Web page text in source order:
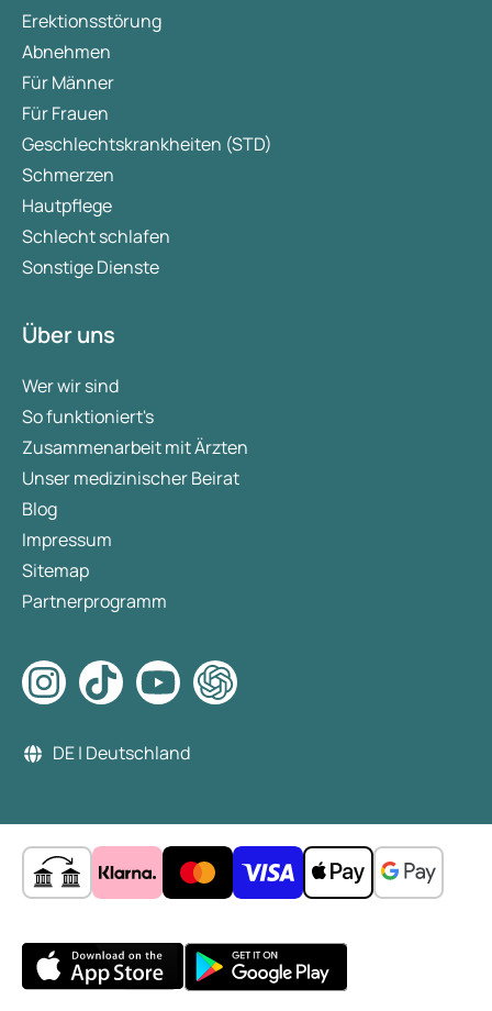
Erektionsstörung
Abnehmen
Für Männer
Für Frauen
Geschlechtskrankheiten (STD)
Schmerzen
Hautpflege
Schlecht schlafen
Sonstige Dienste
Über uns
Wer wir sind
So funktioniert's
Zusammenarbeit mit Ärzten
Unser medizinischer Beirat
Blog
Impressum
Sitemap
Partnerprogramm
DE | Deutschland